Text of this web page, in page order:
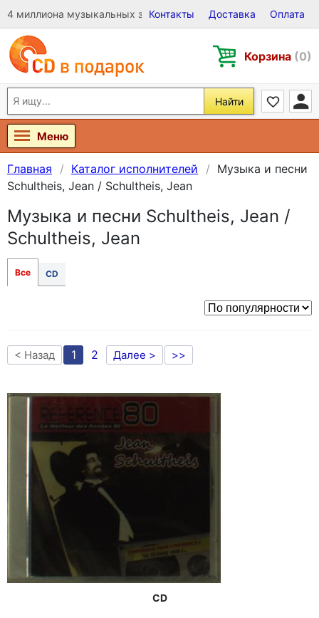
4 миллиона музыкальных записей на Виниле, CD и DVD
Контакты Доставка Оплата
Корзина (0)
Найти
Меню
Главная Каталог исполнителей
Музыка и песни
Schultheis, Jean / Schultheis, Jean
Музыка и песни Schultheis, Jean /
Schultheis, Jean
Все CD
< Назад 1 2 Далее > >>
CD